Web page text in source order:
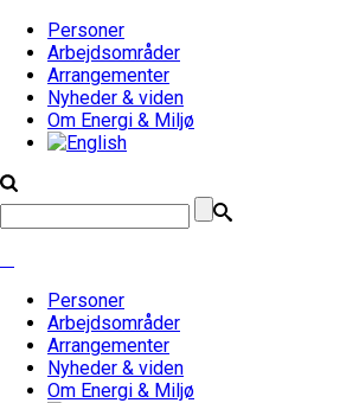
Personer
Arbejdsområder
Arrangementer
Nyheder & viden
Om Energi & Miljø
Personer
Arbejdsområder
Arrangementer
Nyheder & viden
Om Energi & Miljø